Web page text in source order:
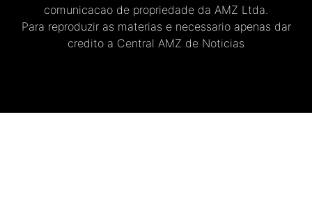
comunicacao de propriedade da AMZ Ltda.
Para reproduzir as materias e necessario apenas dar
credito a Central AMZ de Noticias